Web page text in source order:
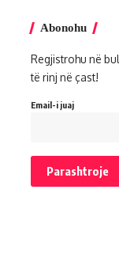
Abonohu
Regjistrohu në
të rinj në çast!
Email-i juaj